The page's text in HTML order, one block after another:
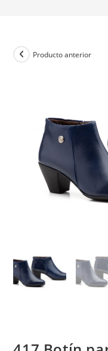
Producto anterior